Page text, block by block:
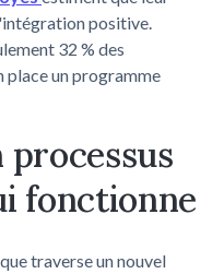
positive.
32 % des
place un programme
fonctionne
traverse un nouvel